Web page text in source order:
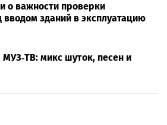
о важности проверки
вводом зданий в эксплуатацию
микс шуток, песен и